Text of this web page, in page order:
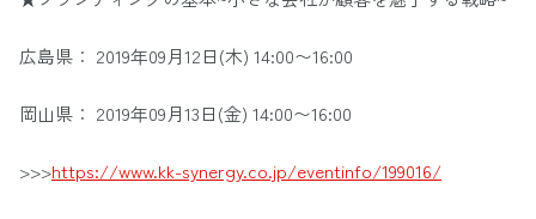
広島県： 2019年09月12日(木) 14:00〜16:00
岡山県： 2019年09月13日(金) 14:00〜16:00
>>>https://www.kk-synergy.co.jp/eventinfo/199016/